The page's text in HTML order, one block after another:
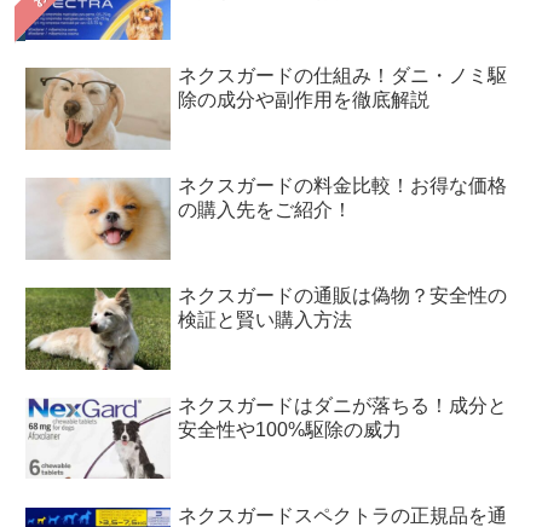
ネクスガードの仕組み！ダニ・ノミ駆
除の成分や副作用を徹底解説
ネクスガードの料金比較！お得な価格
の購入先をご紹介！
ネクスガードの通販は偽物？安全性の
検証と賢い購入方法
ネクスガードはダニが落ちる！成分と
安全性や100%駆除の威力
ネクスガードスペクトラの正規品を通